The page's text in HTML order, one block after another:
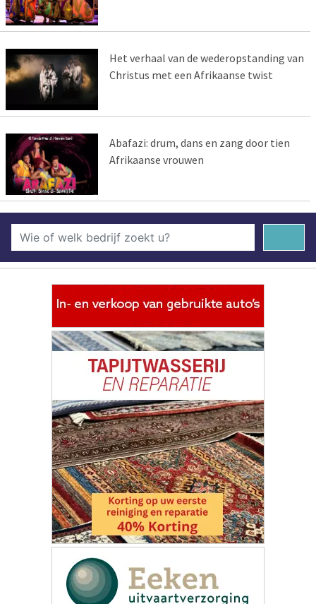
Het verhaal van de wederopstanding van
Christus met een Afrikaanse twist
Abafazi: drum, dans en zang door tien
Afrikaanse vrouwen